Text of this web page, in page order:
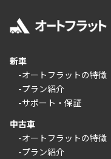
新車
-オートフラットの特徴
-プラン紹介
-サポート・保証
中古車
-オートフラットの特徴
-プラン紹介